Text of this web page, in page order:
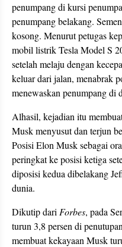
penumpang di kursi
penumpang belakang.
kosong. Menurut petugas
mobil listrik Tesla Model S
setelah melaju dengan
keluar dari jalan, menabrak
menewaskan penumpang di
Alhasil, kejadian itu
Musk menyusut dan terjun
Posisi Elon Musk sebagai
peringkat ke posisi ketiga
diposisi kedua dibelakang
dunia.
Dikutip dari Forbes, pada
turun 3,8 persen di
membuat kekayaan Musk